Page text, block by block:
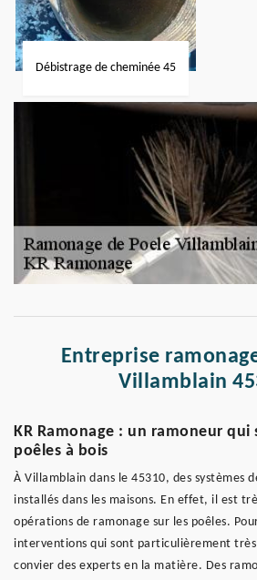
Débistrage de cheminée 45
Entreprise
Villamblain
KR Ramonage : un ramoneur qui
poêles à bois
À Villamblain dans le 45310, des systèmes
installés dans les maisons. En effet, il est
opérations de ramonage sur les poêles.
interventions qui sont particulièrement
convier des experts en la matière. Des